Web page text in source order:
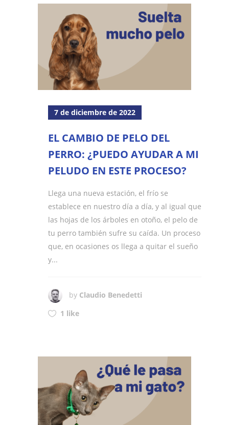
7 de diciembre de 2022
EL CAMBIO DE PELO DEL
PERRO: ¿PUEDO AYUDAR A MI
PELUDO EN ESTE PROCESO?
Llega una nueva estación, el frío se
establece en nuestro día a día, y al igual que
las hojas de los árboles en otoño, el pelo de
tu perro también sufre su caída. Un proceso
que, en ocasiones os llega a quitar el sueño
y...
by Claudio Benedetti
1 like